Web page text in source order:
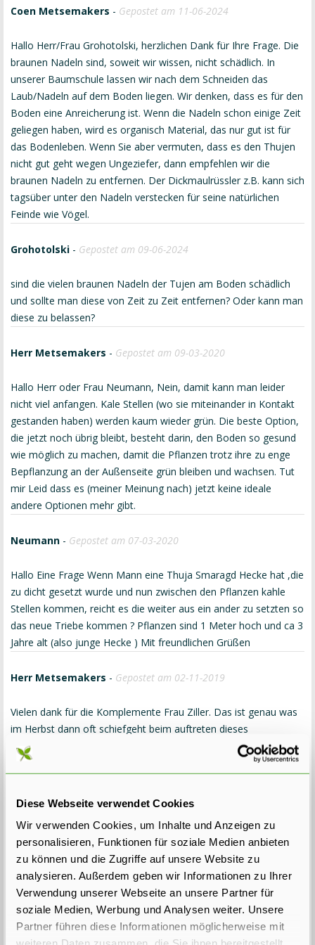
Diese Webseite verwendet Cookies
Wir verwenden Cookies, um Inhalte und Anzeigen zu
personalisieren, Funktionen für soziale Medien anbieten
zu können und die Zugriffe auf unsere Website zu
analysieren. Außerdem geben wir Informationen zu Ihrer
Verwendung unserer Webseite an unsere Partner für
soziale Medien, Werbung und Analysen weiter. Unsere
Partner führen diese Informationen möglicherweise mit
anythin
here:
Coen Metsemakers - Gepostet am 11-06-2024
Hallo Herr/Frau Grohotolski, herzlichen Dank für Ihre Frage. Die
braunen Nadeln sind, soweit wir wissen, nicht schädlich. In
unserer Baumschule lassen wir nach dem Schneiden das
Laub/Nadeln auf dem Boden liegen. Wir denken, dass es für den
Boden eine Anreicherung ist. Wenn die Nadeln schon einige Zeit
geliegen haben, wird es organisch Material, das nur gut ist für
das Bodenleben. Wenn Sie aber vermuten, dass es den Thujen
nicht gut geht wegen Ungeziefer, dann empfehlen wir die
braunen Nadeln zu entfernen. Der Dickmaulrüssler z.B. kann sich
tagsüber unter den Nadeln verstecken für seine natürlichen
Feinde wie Vögel.
Grohotolski - Gepostet am 09-06-2024
sind die vielen braunen Nadeln der Tujen am Boden schädlich
und sollte man diese von Zeit zu Zeit entfernen? Oder kann man
diese zu belassen?
Herr Metsemakers - Gepostet am 09-03-2020
Hallo Herr oder Frau Neumann, Nein, damit kann man leider
nicht viel anfangen. Kale Stellen (wo sie miteinander in Kontakt
gestanden haben) werden kaum wieder grün. Die beste Option,
die jetzt noch übrig bleibt, besteht darin, den Boden so gesund
wie möglich zu machen, damit die Pflanzen trotz ihre zu enge
Bepflanzung an der Außenseite grün bleiben und wachsen. Tut
mir Leid dass es (meiner Meinung nach) jetzt keine ideale
andere Optionen mehr gibt.
Neumann - Gepostet am 07-03-2020
Hallo Eine Frage Wenn Mann eine Thuja Smaragd Hecke hat ,die
zu dicht gesetzt wurde und nun zwischen den Pflanzen kahle
Stellen kommen, reicht es die weiter aus ein ander zu setzten so
das neue Triebe kommen ? Pflanzen sind 1 Meter hoch und ca 3
Jahre alt (also junge Hecke ) Mit freundlichen Grüßen
Herr Metsemakers - Gepostet am 02-11-2019
Vielen dank für die Komplemente Frau Ziller. Das ist genau was
im Herbst dann oft schiefgeht beim auftreten dieses
Phänomens, dann sieht man das und man fangt an viel zu viel
zu gießen während die Pflanzen so viel Wasser jetzt gar nicht
man fangt sogar an mit Gift gegen Schädlinge zu spritzen. Und
Gloria Ziller-Gepostet am 01-11-2019
Ganz toller Artikel und Fotos. Ich habe die Thuja Brabant und
hatte schon große Sorge, dass wir nicht richtig gewässert hatten
über den Sommer. Ohne Ihren Artikel gelesen zu haben, habe
ich schon das mit den Händen gemacht und die braunen Zweige